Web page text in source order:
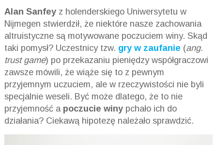
Alan Sanfeyz holenderskiego Uniwersytetu w
Nijmegen stwierdził, że niektóre nasze zachowania
altruistyczne są motywowane poczuciem winy. Skąd
taki pomysł? Uczestnicy tzw. gry w zaufanie (ang.
trust game) po przekazaniu pieniędzy współgraczowi
zawsze mówili, że wiąże się to z pewnym
przyjemnym uczuciem, ale w rzeczywistości nie byli
specjalnie weseli. Być może dlatego, że to nie
przyjemność a poczucie winypchało ich do
działania? Ciekawą hipotezę należało sprawdzić.